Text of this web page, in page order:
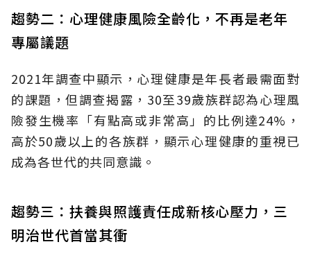
趨勢二：心理健康風險全齡化，不再是老年
專屬議題
2021年調查中顯示，心理健康是年長者最需面對
的課題，但調查揭露，30至39歲族群認為心理風
險發生機率「有點高或非常高」的比例達24%，
高於50歲以上的各族群，顯示心理健康的重視已
成為各世代的共同意識。
趨勢三：扶養與照護責任成新核心壓力，三
明治世代首當其衝